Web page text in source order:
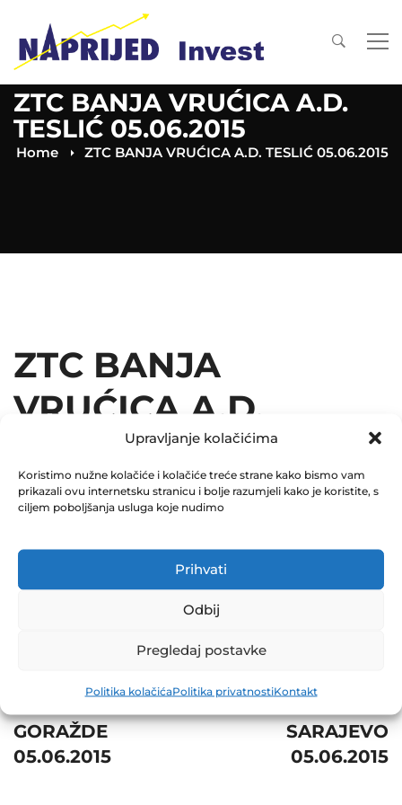
Upravljanje kolačićima
Koristimo nužne kolačiće i kolačiće treće strane kako bismo vam
prikazali ovu internetsku stranicu i bolje razumjeli kako je koristite, s
ciljem poboljšanja usluga koje nudimo
Prihvati
Odbij
Pregledaj postavke
Politika kolačićaPolitika privatnostiKontakt
ZTC BANJA VRUĆICA A.D.
TESLIĆ 05.06.2015
Home ZTC BANJA VRUĆICA A.D. TESLIĆ 05.06.2015
ZTC BANJA
VRUĆICA A.D.
TESLIĆ 05.06.2015
December 31, 2015
0 Comments
Share
navigation
GORAŽDE
05.06.2015
SARAJEVO
05.06.2015